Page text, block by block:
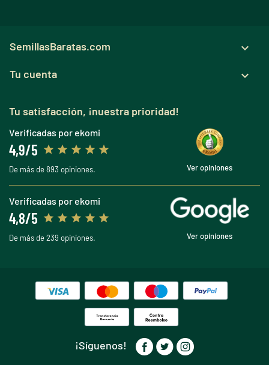
SemillasBaratas.com 
Tu cuenta 
Tu satisfacción, ¡nuestra prioridad!
Verificadas por ekomi
4,9/5
De más de 893 opiniones. Ver opiniones
Verificadas por ekomi
4,8/5
De más de 239 opiniones. Ver opiniones
¡Síguenos!